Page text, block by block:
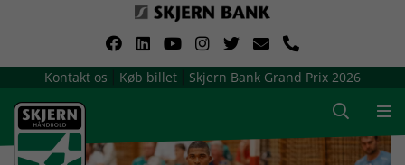
Kontakt os Køb billet Skjern Bank Grand Prix 2026
Om Skjern Håndbold
Ligatruppen